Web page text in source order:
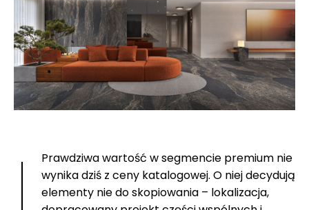
Prawdziwa wartość w segmencie premium nie
wynika dziś z ceny katalogowej. O niej decydują
elementy nie do skopiowania – lokalizacja,